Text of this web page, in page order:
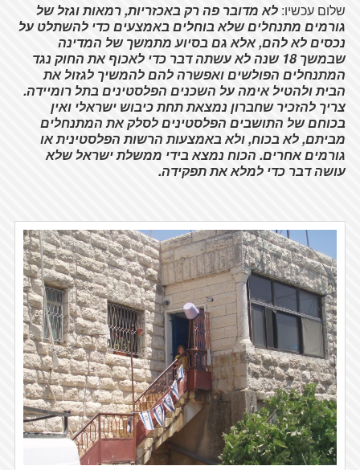
שלום עכשיו: לא מדובר פה רק באכזריות, רמאות וגזל של
גורמים מתנחלים שלא בוחלים באמצעים כדי להשתלט על
נכסים לא להם, אלא גם בסיוע מתמשך של המדינה
שבמשך 18 שנה לא עשתה דבר כדי לאכוף את החוק נגד
המתנחלים הפולשים ואפשרה להם להמשיך לגזול את
הבית ולהטיל אימה על השכנים הפלסטינים בתל רומיידה.
צריך להזכיר שחברון נמצאת תחת כיבוש ישראלי ואין
בכוחם של התושבים הפלסטינים לסלק את המתנחלים
מביתם, לא בכוח, ולא באמצעות הרשות הפלסטינית או
גורמים אחרים. הכוח נמצא בידי ממשלת ישראל שלא
עושה דבר כדי למלא את תפקידה.